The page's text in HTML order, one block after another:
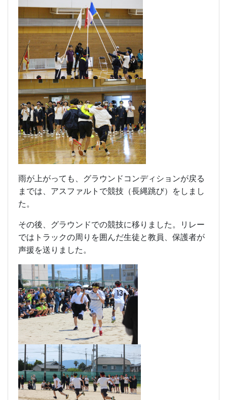
雨が上がっても、グラウンドコンディションが戻る
までは、アスファルトで競技（長縄跳び）をしまし
た。
その後、グラウンドでの競技に移りました。リレー
ではトラックの周りを囲んだ生徒と教員、保護者が
声援を送りました。